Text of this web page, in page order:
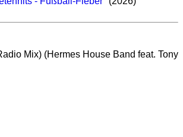
Mix) (Hermes House Band feat. Tony